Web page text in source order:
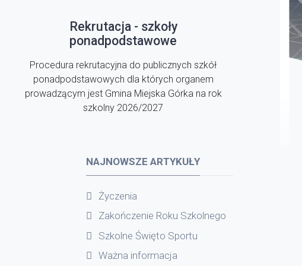
Rekrutacja - szkoły
ponadpodstawowe
Procedura rekrutacyjna do publicznych szkół
ponadpodstawowych dla których organem
prowadzącym jest Gmina Miejska Górka na rok
szkolny 2026/2027
NAJNOWSZE ARTYKUŁY
Życzenia
Zakończenie Roku Szkolnego
Szkolne Święto Sportu
Ważna informacja